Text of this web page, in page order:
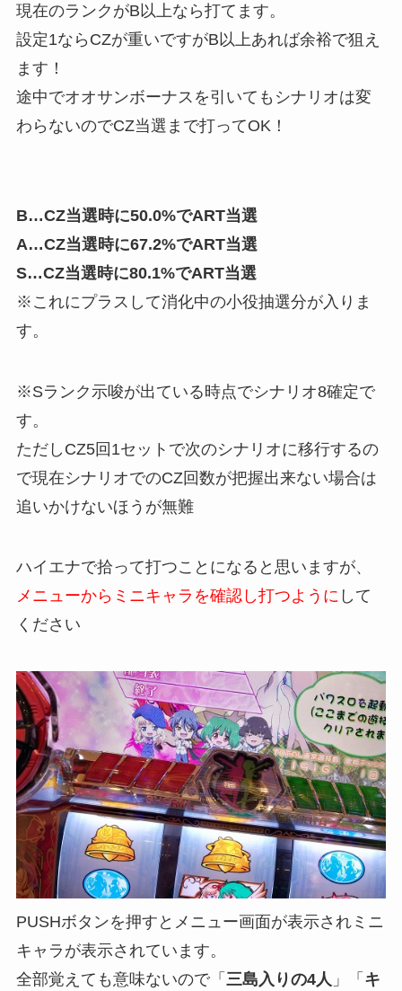
現在のランクがB以上なら打てます。
設定1ならCZが重いですがB以上あれば余裕で狙え
ます！
途中でオオサンボーナスを引いてもシナリオは変
わらないのでCZ当選まで打ってOK！
B…CZ当選時に50.0%でART当選
A…CZ当選時に67.2%でART当選
S…CZ当選時に80.1%でART当選
※これにプラスして消化中の小役抽選分が入りま
す。
※Sランク示唆が出ている時点でシナリオ8確定で
す。
ただしCZ5回1セットで次のシナリオに移行するの
で現在シナリオでのCZ回数が把握出来ない場合は
追いかけないほうが無難
ハイエナで拾って打つことになると思いますが、
メニューからミニキャラを確認し打つように して
ください
PUSHボタンを押すとメニュー画面が表示されミニ
キャラが表示されています。
全部覚えても意味ないので「 三島入りの4人 」「 キ